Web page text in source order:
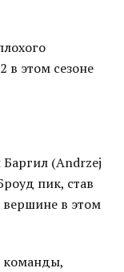
в этом сезоне
(Andrzej
пик, став
в этом
команды,